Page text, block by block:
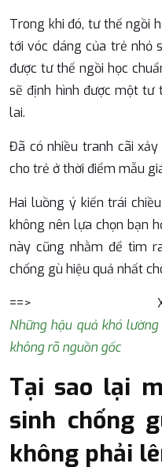
Trong khi đó, tư thế ngồi
tới vóc dáng của trẻ nhỏ
được tư thế ngồi học
sẽ định hình được một tư
lai.
Đã có nhiều tranh cãi
cho trẻ ở thời điểm mẫu
Hai luồng ý kiến trái
không nên lựa chọn bạn
này cũng nhằm để tìm
chống gù hiệu quả nhất
==>
Những hậu quả khó
không rõ nguồn gốc
Tại sao lại
sinh chống
không phải